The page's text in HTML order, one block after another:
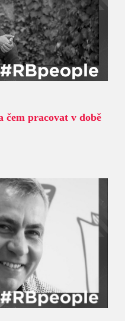
čem pracovat v době